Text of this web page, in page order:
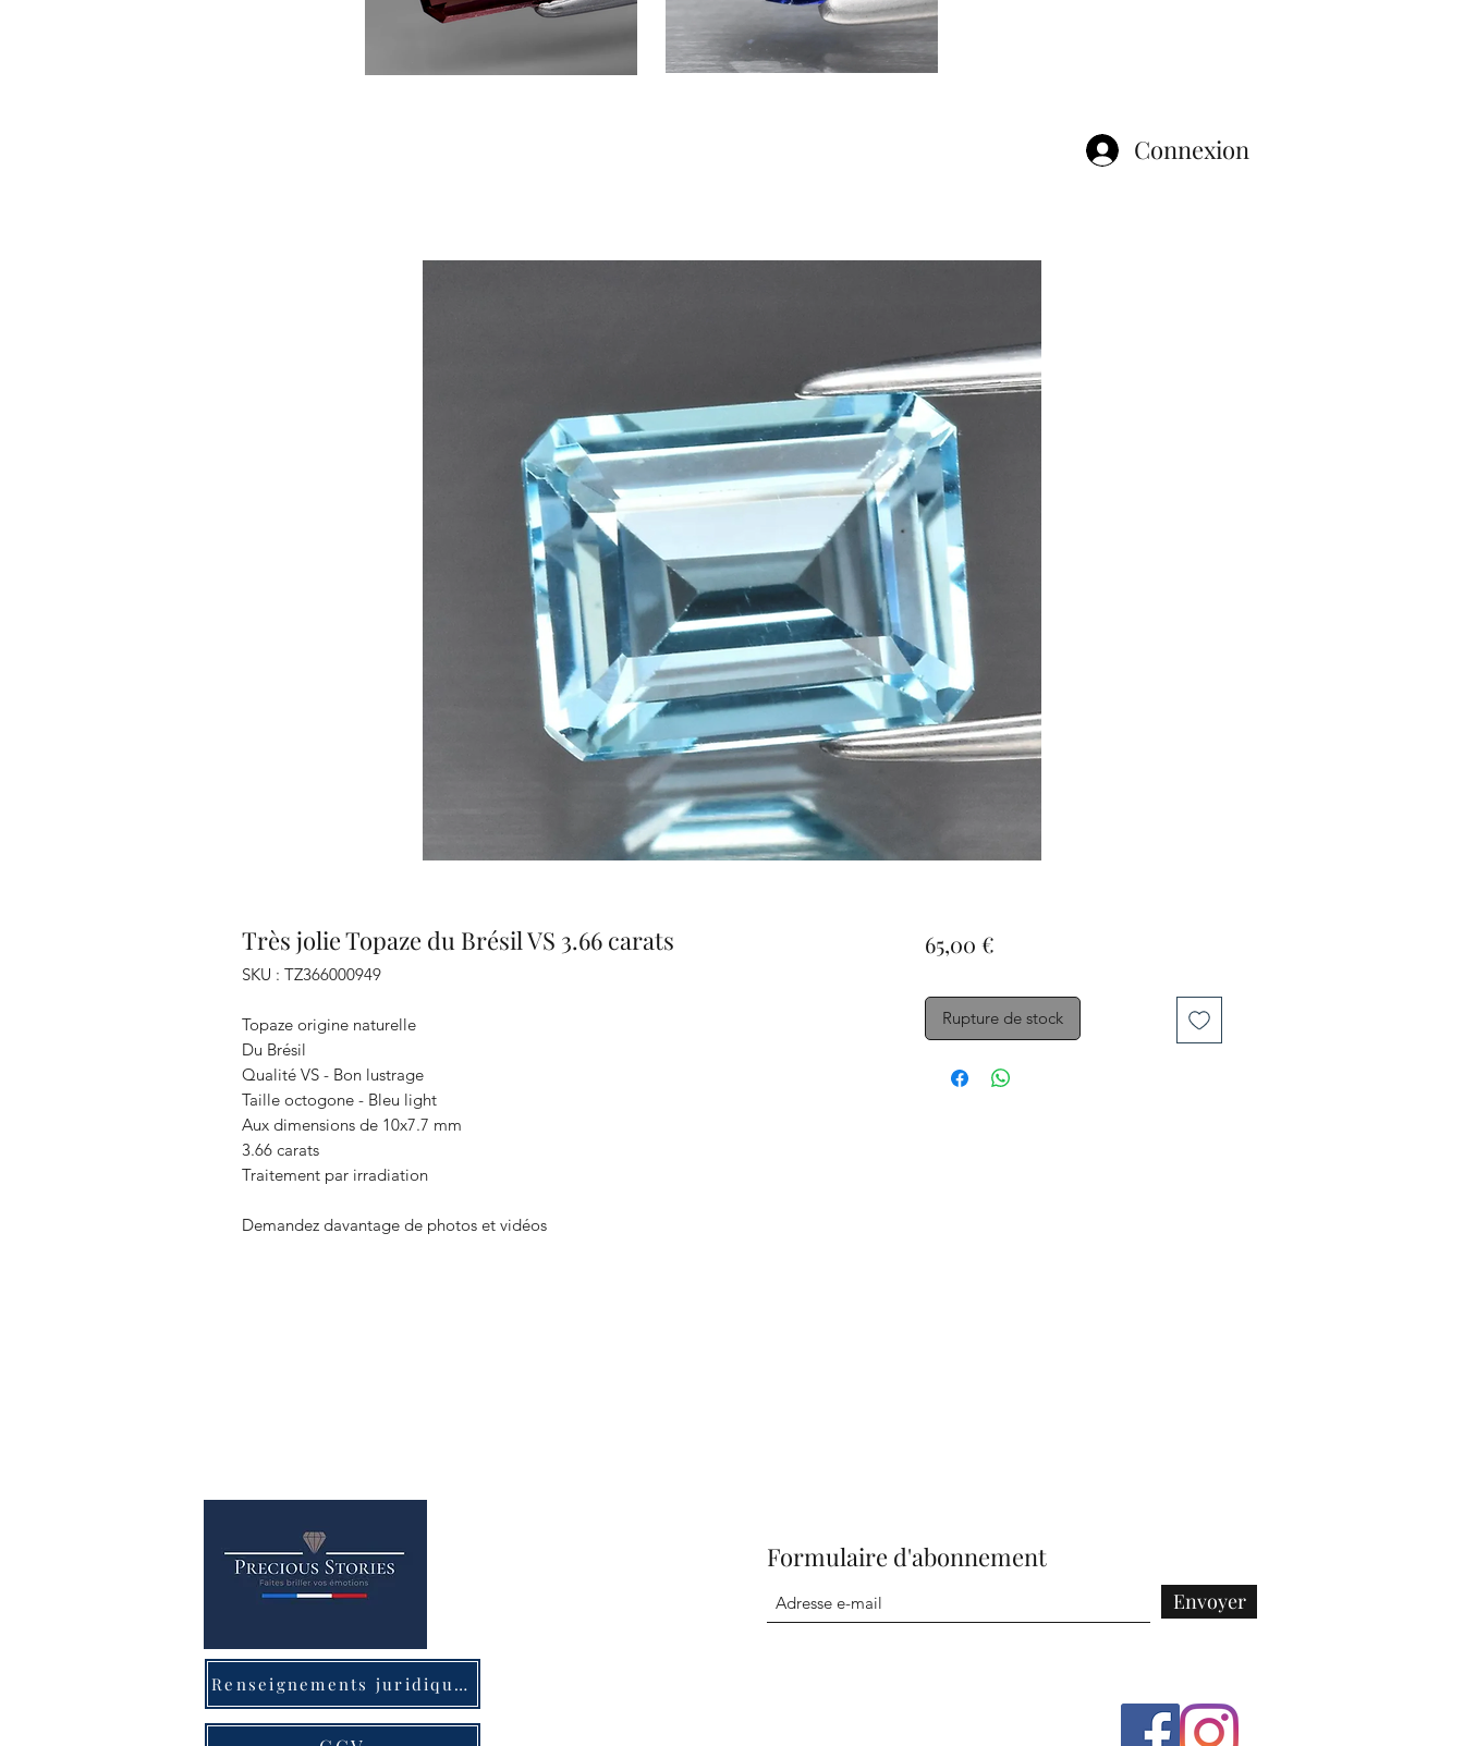
Très jolie Topaze du Brésil VS 3.66 carats
SKU : TZ366000949
Topaze origine naturelle
Du Brésil
Qualité VS - Bon lustrage
Taille octogone - Bleu light
Aux dimensions de 10x7.7 mm
3.66 carats
Traitement par irradiation
Demandez davantage de photos et vidéos
65,00 €Prix
Rupture de stock
Connexion
Renseignements juridiques
Formulaire d'abonnement
Envoyer